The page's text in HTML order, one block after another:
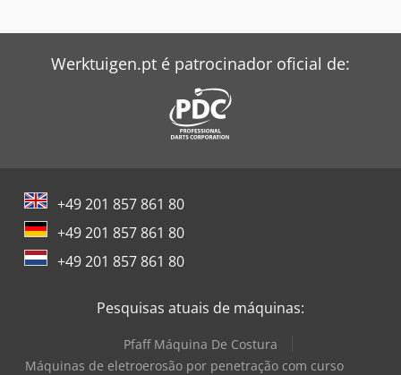
Siemens Bomba
Siemens Gerador
Siemens Motor Elétrico
Siemens Transformador
Wagner Bomba
Windmöller & Hölscher Máquinas De Sacos
Werktuigen.pt é patrocinador oficial de:
+49 201 857 861 80
+49 201 857 861 80
+49 201 857 861 80
Pesquisas atuais de máquinas:
Pfaff Máquina De Costura
Máquinas de eletroerosão por penetração com curso